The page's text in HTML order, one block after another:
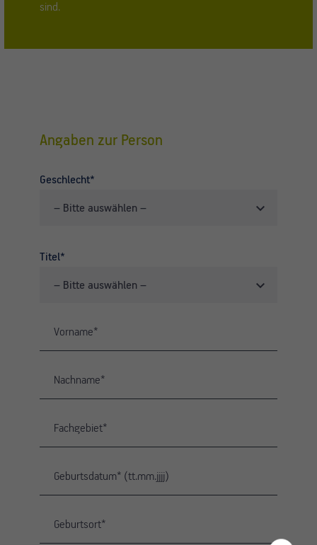
sind.
Angaben zur Person
Geschlecht*
– Bitte auswählen –
Titel*
– Bitte auswählen –